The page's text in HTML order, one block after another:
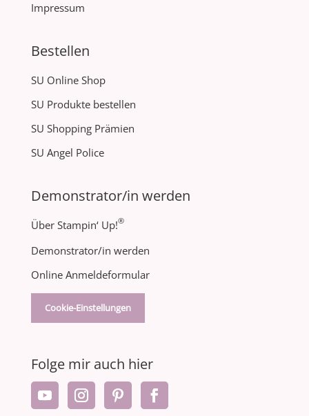
Impressum
Bestellen
SU Online Shop
SU Produkte bestellen
SU Shopping Prämien
SU Angel Police
Demonstrator/in werden
Über Stampin‘ Up!®
Demonstrator/in werden
Online Anmeldeformular
Cookie-Einstellungen
Folge mir auch hier